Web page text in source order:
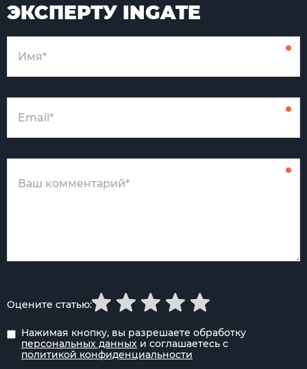
ЭКСПЕРТУ INGATE
Нажимая кнопку, вы разрешаете обработку
персональных данных и соглашаетесь с
политикой конфиденциальности
Оцените статью: